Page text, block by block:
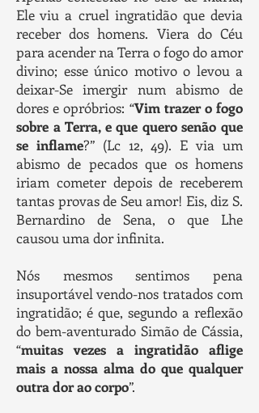
Ele viu a cruel ingratidão que devia
receber dos homens. Viera do Céu
para acender na Terra o fogo do amor
divino; esse único motivo o levou a
deixar-Se imergir num abismo de
dores e opróbrios: “Vim trazer o fogo
sobre a Terra, e que quero senão que
se inflame?” (Lc 12, 49). E via um
abismo de pecados que os homens
iriam cometer depois de receberem
tantas provas de Seu amor! Eis, diz S.
Bernardino de Sena, o que Lhe
causou uma dor infinita.
Nós mesmos sentimos pena
insuportável vendo-nos tratados com
ingratidão; é que, segundo a reflexão
do bem-aventurado Simão de Cássia,
“muitas vezes a ingratidão aflige
mais a nossa alma do que qualquer
outra dor ao corpo”.